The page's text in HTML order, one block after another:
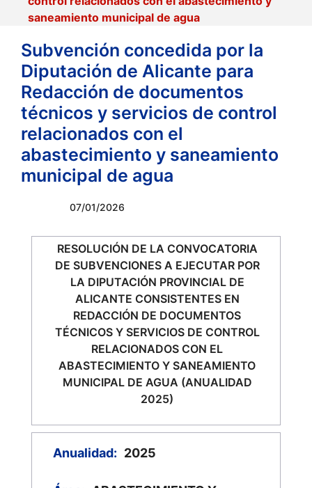
saneamiento municipal de agua
Subvención concedida por la
Diputación de Alicante para
Redacción de documentos
técnicos y servicios de control
relacionados con el
abastecimiento y saneamiento
municipal de agua
07/01/2026
RESOLUCIÓN DE LA CONVOCATORIA
DE SUBVENCIONES A EJECUTAR POR
LA DIPUTACIÓN PROVINCIAL DE
ALICANTE CONSISTENTES EN
REDACCIÓN DE DOCUMENTOS
TÉCNICOS Y SERVICIOS DE CONTROL
RELACIONADOS CON EL
ABASTECIMIENTO Y SANEAMIENTO
MUNICIPAL DE AGUA (ANUALIDAD
2025)
Anualidad: 2025